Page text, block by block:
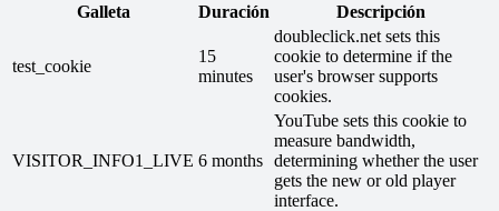
Galleta
Duración Descripción
test_cookie
15
minutes
doubleclick.net sets this
cookie to determine if the
user's browser supports
cookies.
VISITOR_INFO1_LIVE 6 months
YouTube sets this cookie to
measure bandwidth,
determining whether the user
gets the new or old player
interface.